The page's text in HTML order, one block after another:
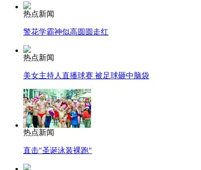
司机酒驾遇交警 急速倒车逃窜
热点新闻
警花学霸神似高圆圆走红
热点新闻
美女主持人直播球赛 被足球砸中脑袋
热点新闻
直击"圣诞泳装裸跑"